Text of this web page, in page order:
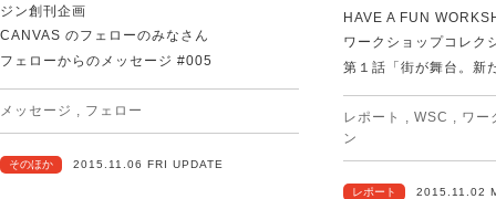
ジン創刊企画
CANVAS のフェローのみなさん
フェローからのメッセージ #005
メッセージ , フェロー
そのほか 2015.11.06 FRI UPDATE
HAVE A FUN
ワークショップコレク
第１話「街が舞台。新
レポート , WSC , ワー
ン
レポート 2015.11.02